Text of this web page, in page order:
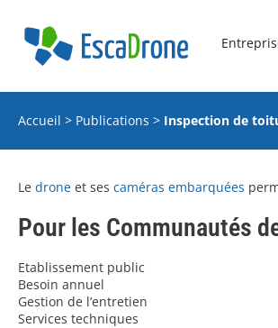
Accueil > Publications > Inspection de
Le drone et ses caméras embarquées
Pour les Communautés
Etablissement public
Besoin annuel
Gestion de l’entretien
Services techniques